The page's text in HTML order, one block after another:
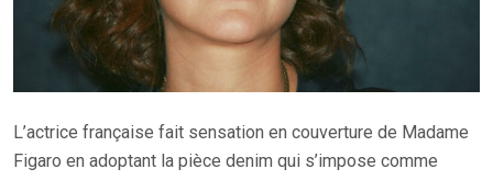
L’actrice française fait sensation en couverture de Madame
Figaro en adoptant la pièce denim qui s’impose comme